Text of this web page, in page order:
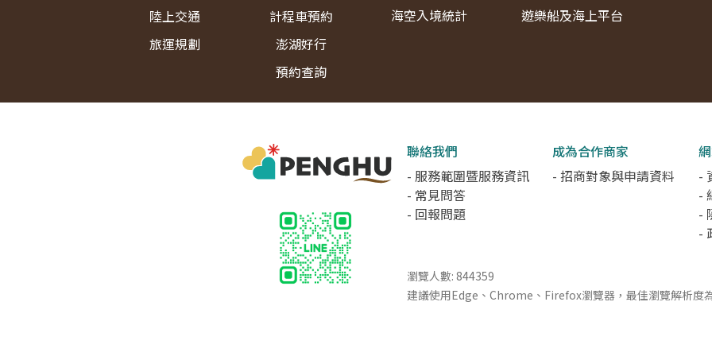
陸上交通
旅運規劃
計程車預約
澎湖好行
預約查詢
海空入境統計 遊樂船及海上平台
聯絡我們
- 服務範圍暨服務資訊
- 常見問答
- 回報問題
成為合作商家
- 招商對象與申請資料
-
-
-
-
瀏覽人數: 844359
建議使用Edge、Chrome、Firefox瀏覽器，最佳瀏覽解析度